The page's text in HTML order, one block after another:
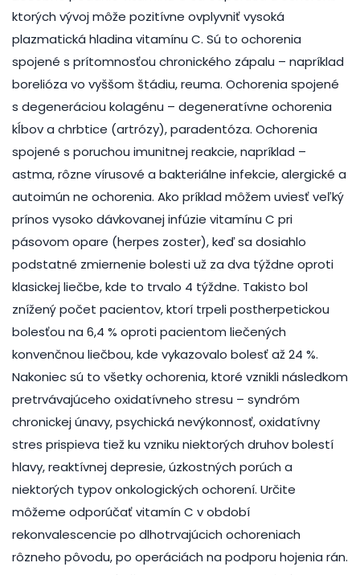
ktorých vývoj môže pozitívne ovplyvniť vysoká
plazmatická hladina vitamínu C. Sú to ochorenia
spojené s prítomnosťou chronického zápalu – napríklad
borelióza vo vyššom štádiu, reuma. Ochorenia spojené
s degeneráciou kolagénu – degeneratívne ochorenia
kĺbov a chrbtice (artrózy), paradentóza. Ochorenia
spojené s poruchou imunitnej reakcie, napríklad –
astma, rôzne vírusové a bakteriálne infekcie, alergické a
autoimún ne ochorenia. Ako príklad môžem uviesť veľký
prínos vysoko dávkovanej infúzie vitamínu C pri
pásovom opare (herpes zoster), keď sa dosiahlo
podstatné zmiernenie bolesti už za dva týždne oproti
klasickej liečbe, kde to trvalo 4 týždne. Takisto bol
znížený počet pacientov, ktorí trpeli postherpetickou
bolesťou na 6,4 % oproti pacientom liečených
konvenčnou liečbou, kde vykazovalo bolesť až 24 %.
Nakoniec sú to všetky ochorenia, ktoré vznikli následkom
pretrvávajúceho oxidatívneho stresu – syndróm
chronickej únavy, psychická nevýkonnosť, oxidatívny
stres prispieva tiež ku vzniku niektorých druhov bolestí
hlavy, reaktívnej depresie, úzkostných porúch a
niektorých typov onkologických ochorení. Určite
môžeme odporúčať vitamín C v období
rekonvalescencie po dlhotrvajúcich ochoreniach
rôzneho pôvodu, po operáciách na podporu hojenia rán.